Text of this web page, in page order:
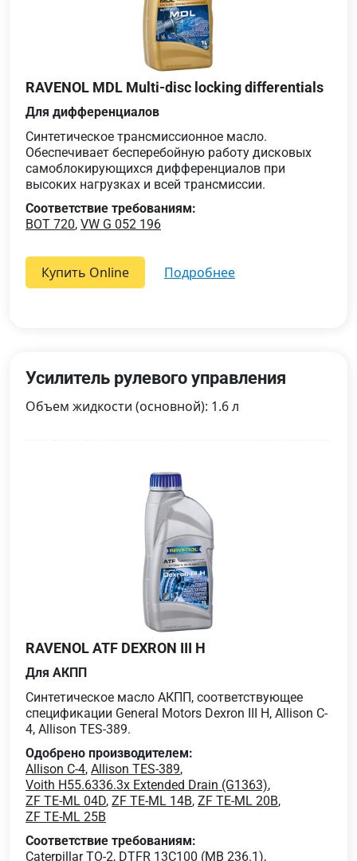
RAVENOL MDL Multi-disc locking differentials
Для дифференциалов
Синтетическое трансмиссионное масло.
Обеспечивает бесперебойную работу дисковых
самоблокирующихся дифференциалов при
высоких нагрузках и всей трансмиссии.
Соответствие требованиям:
BOT 720, VW G 052 196
Купить Online подробнее
Усилитель рулевого управления
Объем жидкости (основной): 1.6 л
RAVENOL ATF DEXRON III H
Для АКПП
Cинтетическое масло АКПП, соответствующее
спецификации General Motors Dexron III H, Allison C-
4, Allison TES-389.
Одобрено производителем:
Allison C-4, Allison TES-389,
Voith H55.6336.3x Extended Drain (G1363),
ZF TE-ML 04D, ZF TE-ML 14B, ZF TE-ML 20B,
ZF TE-ML 25B
Соответствие требованиям:
Caterpillar TO-2, DTFR 13C100 (MB 236.1),